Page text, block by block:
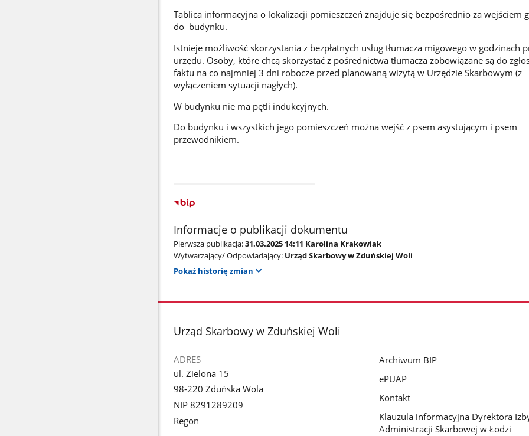
Tablica informacyjna o lokalizacji pomieszczeń znajduje się bezpośrednio za wejściem
do budynku.
Istnieje możliwość skorzystania z bezpłatnych usług tłumacza migowego w godzinach
urzędu. Osoby, które chcą skorzystać z pośrednictwa tłumacza zobowiązane są do
faktu na co najmniej 3 dni robocze przed planowaną wizytą w Urzędzie Skarbowym (z
wyłączeniem sytuacji nagłych).
W budynku nie ma pętli indukcyjnych.
Do budynku i wszystkich jego pomieszczeń można wejść z psem asystującym i psem
przewodnikiem.
Informacje o publikacji dokumentu
Pierwsza publikacja:31.03.2025 14:11 Karolina Krakowiak
Wytwarzający/ Odpowiadający: Urząd Skarbowy w Zduńskiej Woli
Pokaż historię zmian
stopka
Urząd Skarbowy w Zduńskiej Woli
ADRES
ul. Zielona 15
98-220 Zduńska Wola
NIP 8291289209
Regon
Archiwum BIP
ePUAP
Kontakt
Klauzula informacyjna Dyrektora
Administracji Skarbowej w Łodzi